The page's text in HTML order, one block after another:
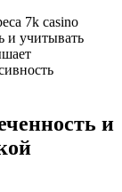
7k casino
и учитывать
и